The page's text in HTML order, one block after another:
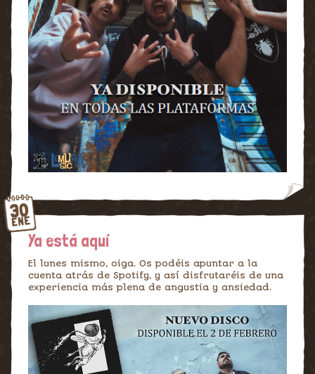
30
ENE
Ya está aquí
El lunes mismo, oiga. Os podéis apuntar a la
cuenta atrás de Spotify, y así disfrutaréis de una
experiencia más plena de angustia y ansiedad.